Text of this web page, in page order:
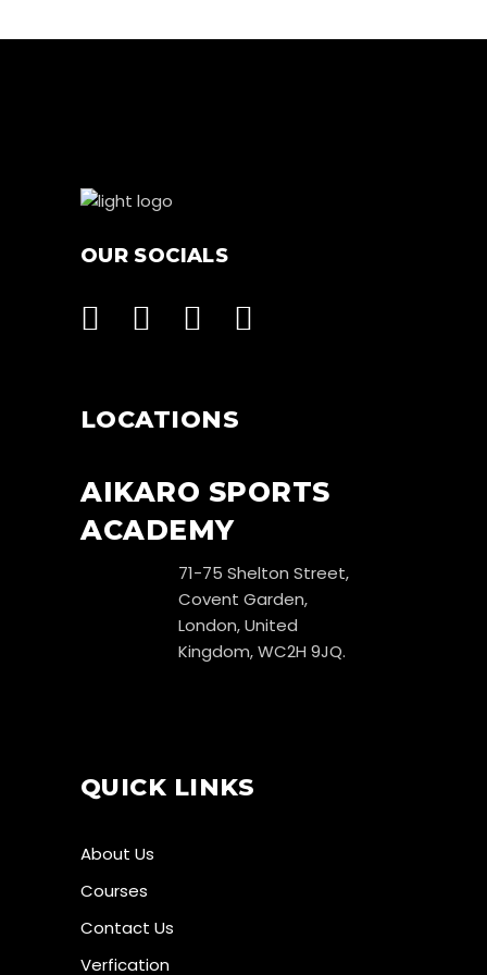
OUR SOCIALS
LOCATIONS
AIKARO SPORTS
ACADEMY
71-75 Shelton Street,
Covent Garden,
London, United
Kingdom, WC2H 9JQ.
QUICK LINKS
About Us
Courses
Contact Us
Verfication